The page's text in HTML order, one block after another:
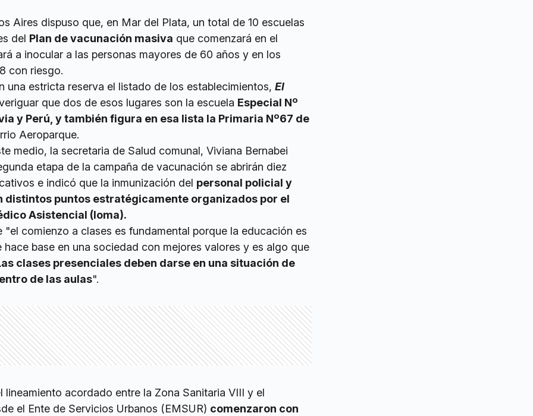
Aires dispuso que, en Mar del Plata, un total de 10 escuelas
del Plan de vacunación masiva que comenzará en el
a inocular a las personas mayores de 60 años y en los
con riesgo.
una estricta reserva el listado de los establecimientos, El
que dos de esos lugares son la escuela Especial Nº
y Perú, y también figura en esa lista la Primaria Nº67 de
Aeroparque.
medio, la secretaria de Salud comunal, Viviana Bernabei
etapa de la campaña de vacunación se abrirán diez
e indicó que la inmunización del personal policial y
distintos puntos estratégicamente organizados por el
Asistencial (Ioma).
comienzo a clases es fundamental porque la educación es
hace base en una sociedad con mejores valores y es algo que
clases presenciales deben darse en una situación de
de las aulas".
lineamiento acordado entre la Zona Sanitaria VIII y el
el Ente de Servicios Urbanos (EMSUR) comenzaron con